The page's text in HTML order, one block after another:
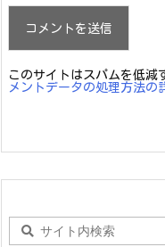
このサイトはスパムを低減
メントデータの処理方法の